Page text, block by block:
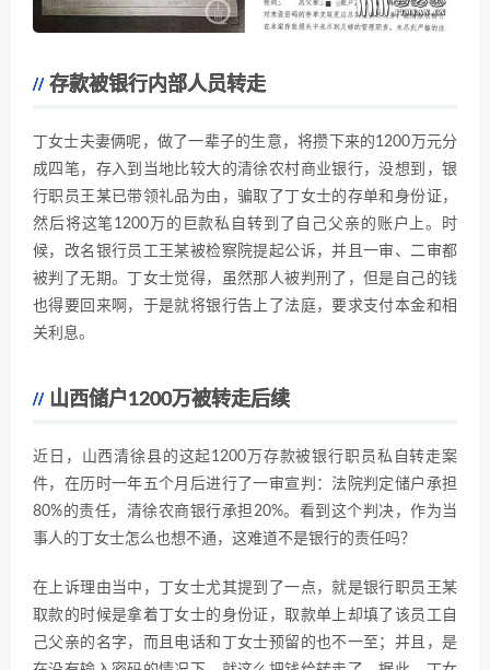
存款被银行内部人员转走
丁女士夫妻俩呢，做了一辈子的生意，将攒下来的1200万元分
成四笔，存入到当地比较大的清徐农村商业银行，没想到，银
行职员王某已带领礼品为由，骗取了丁女士的存单和身份证，
然后将这笔1200万的巨款私自转到了自己父亲的账户上。时
候，改名银行员工王某被检察院提起公诉，并且一审、二审都
被判了无期。丁女士觉得，虽然那人被判刑了，但是自己的钱
也得要回来啊，于是就将银行告上了法庭，要求支付本金和相
关利息。
山西储户1200万被转走后续
近日，山西清徐县的这起1200万存款被银行职员私自转走案
件，在历时一年五个月后进行了一审宣判：法院判定储户承担
80%的责任，清徐农商银行承担20%。看到这个判决，作为当
事人的丁女士怎么也想不通，这难道不是银行的责任吗？
在上诉理由当中，丁女士尤其提到了一点，就是银行职员王某
取款的时候是拿着丁女士的身份证，取款单上却填了该员工自
己父亲的名字，而且电话和丁女士预留的也不一至；并且，是